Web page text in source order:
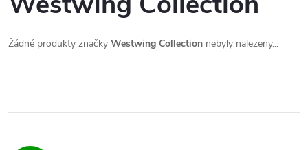
Žádné produkty značky Westwing Collection nebyly nalezeny...